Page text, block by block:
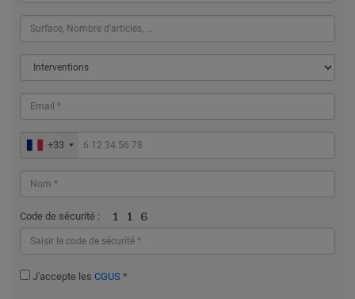
+33
Code de sécurité :
J'accepte les CGUS *